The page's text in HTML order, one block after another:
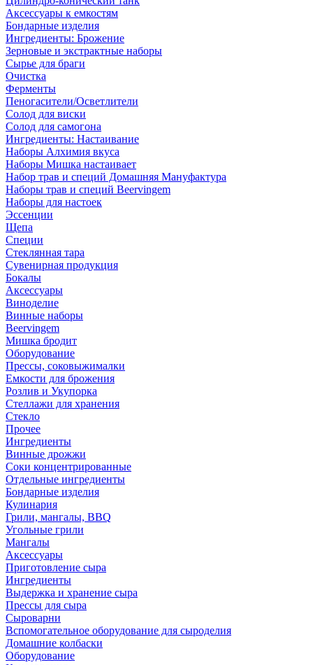
Аксессуары к емкостям
Бондарные изделия
Ингредиенты: Брожение
Зерновые и экстрактные наборы
Сырье для браги
Очистка
Ферменты
Пеногасители/Осветлители
Солод для виски
Солод для самогона
Ингредиенты: Настаивание
Наборы Алхимия вкуса
Наборы Мишка настаивает
Набор трав и специй Домашняя Мануфактура
Наборы трав и специй Beervingem
Наборы для настоек
Эссенции
Щепа
Специи
Стеклянная тара
Сувенирная продукция
Бокалы
Аксессуары
Виноделие
Винные наборы
Beervingem
Мишка бродит
Оборудование
Прессы, соковыжималки
Емкости для брожения
Розлив и Укупорка
Стеллажи для хранения
Стекло
Прочее
Ингредиенты
Винные дрожжи
Соки концентрированные
Отдельные ингредиенты
Бондарные изделия
Кулинария
Грили, мангалы, BBQ
Угольные грили
Мангалы
Аксессуары
Приготовление сыра
Ингредиенты
Выдержка и хранение сыра
Прессы для сыра
Сыроварни
Вспомогательное оборудование для сыроделия
Домашние колбаски
Оборудование